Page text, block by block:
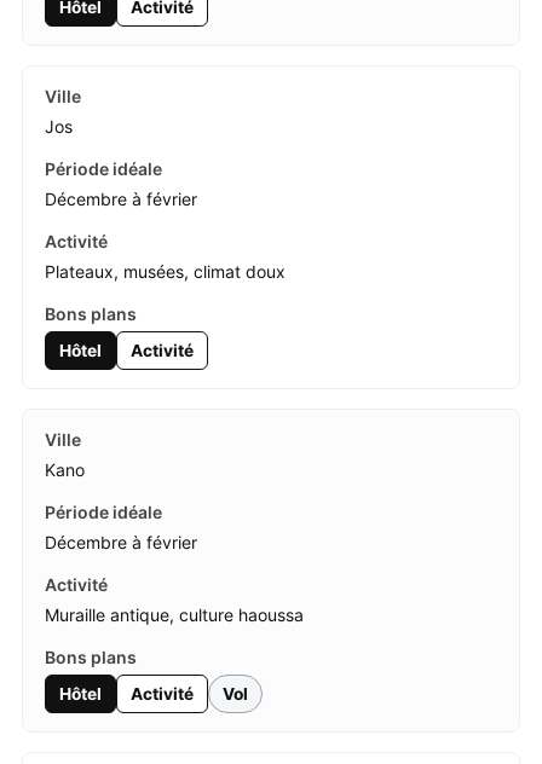
Hôtel Activité
Jos
Décembre à février
Plateaux, musées, climat doux
Hôtel Activité
Kano
Décembre à février
Muraille antique, culture haoussa
Hôtel Activité Vol